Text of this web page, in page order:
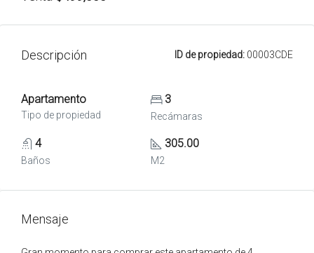
Descripción ID de propiedad: 00003CDE
Apartamento
Tipo de propiedad
3
Recámaras
4
Baños
305.00
M2
Mensaje